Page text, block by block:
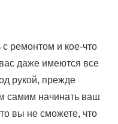
ремонтом и кое-что
даже имеются все
рукой, прежде
самим начинать ваш
вы не сможете, что